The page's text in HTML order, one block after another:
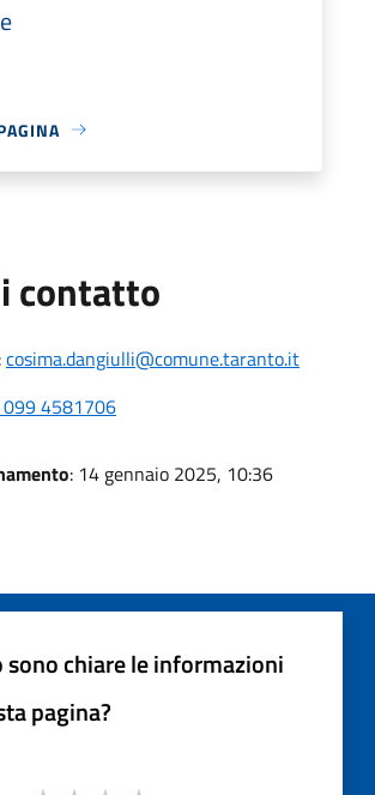
contatto
:cosima.dangiulli@comune.taranto.it
4581706
: 14 gennaio 2025, 10:36
sono chiare le informazioni
pagina?